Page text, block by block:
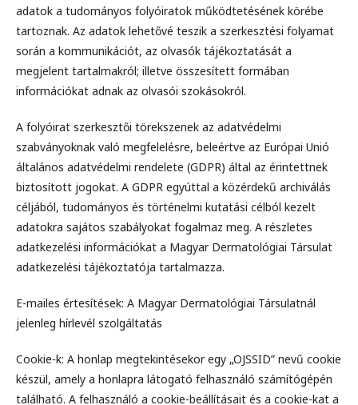
adatok a tudományos folyóiratok működtetésének körébe
tartoznak. Az adatok lehetővé teszik a szerkesztési folyamat
során a kommunikációt, az olvasók tájékoztatását a
megjelent tartalmakról; illetve összesített formában
információkat adnak az olvasói szokásokról.
A folyóirat szerkesztői törekszenek az adatvédelmi
szabványoknak való megfelelésre, beleértve az Európai Unió
általános adatvédelmi rendelete (GDPR) által az érintettnek
biztosított jogokat. A GDPR egyúttal a közérdekű archiválás
céljából, tudományos és történelmi kutatási célból kezelt
adatokra sajátos szabályokat fogalmaz meg. A részletes
adatkezelési információkat a Magyar Dermatológiai Társulat
adatkezelési tájékoztatója tartalmazza.
E-mailes értesítések: A Magyar Dermatológiai Társulatnál
jelenleg hírlevél szolgáltatás
Cookie-k: A honlap megtekintésekor egy „OJSSID” nevű cookie
készül, amely a honlapra látogató felhasználó számítógépén
található. A felhasználó a cookie-beállításait és a cookie-kat a